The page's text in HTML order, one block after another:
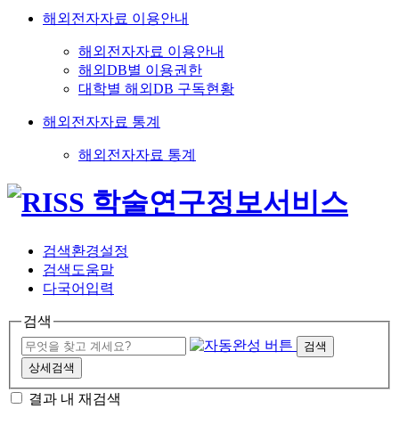
해외전자자료 이용안내
해외전자자료 이용안내
해외DB별 이용권한
대학별 해외DB 구독현황
해외전자자료 통계
해외전자자료 통계
검색환경설정
검색도움말
다국어입력
검색
검색
상세검색
결과 내 재검색